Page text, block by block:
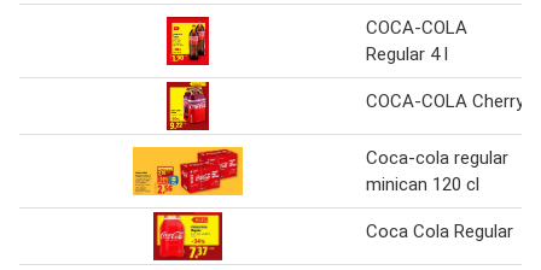
COCA-COLA
Regular 4 l
COCA-COLA Cherry
Coca-cola regular
minican 120 cl
Coca Cola Regular